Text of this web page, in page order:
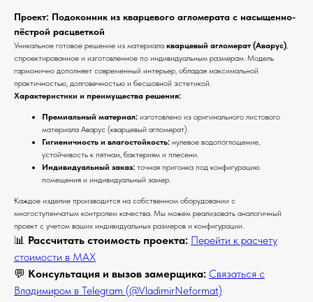
Кухонная техника
Подбор под столешницу
Разделочные доски
Аксессуары из камня
Проект: Подоконник из кварцевого агломерата с насыщенно-
пёстрой расцветкой
Уникальное готовое решение из материала кварцевый агломерат (Аварус),
спроектированное и изготовленное по индивидуальным размерам. Модель
гармонично дополняет современный интерьер, обладая максимальной
практичностью, долговечностью и бесшовной эстетикой.
Характеристики и преимущества решения:
Премиальный материал: изготовлено из оригинального листового
материала Аварус (кварцевый агломерат).
Гигиеничность и влагостойкость: нулевое водопоглощение,
устойчивость к пятнам, бактериям и плесени.
Индивидуальный заказ: точная пригонка под конфигурацию
помещения и индивидуальный замер.
Каждое изделие производится на собственном оборудовании с
многоступенчатым контролем качества. Мы можем реализовать аналогичный
проект с учетом ваших индивидуальных размеров и конфигурации.
📊 Рассчитать стоимость проекта: Перейти к расчету
стоимости в MAX
💬 Консультация и вызов замерщика: Связаться с
Владимиром в Telegram (@VladimirNeformat)